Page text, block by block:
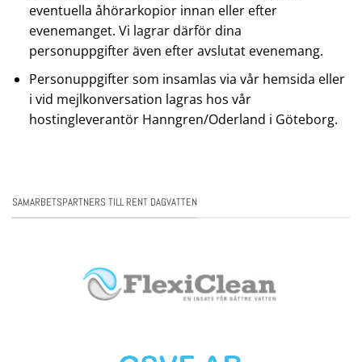
eventuella åhörarkopior innan eller efter
evenemanget. Vi lagrar därför dina
personuppgifter även efter avslutat evenemang.
Personuppgifter som insamlas via vår hemsida eller
i vid mejlkonversation lagras hos vår
hostingleverantör Hanngren/Oderland i Göteborg.
SAMARBETSPARTNERS TILL RENT DAGVATTEN